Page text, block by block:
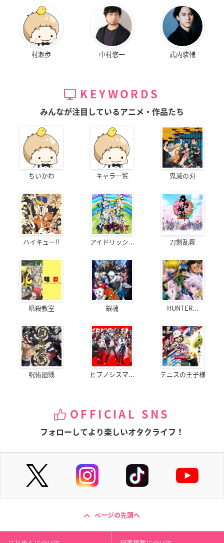
村瀬歩 中村悠一 武内駿輔
KEYWORDS
みんなが注目しているアニメ・作品たち
ちいかわ キャラ一覧 鬼滅の刃
ハイキュー!! アイドリッシ... 刀剣乱舞
暗殺教室 銀魂 HUNTER...
呪術廻戦 ヒプノシスマ... テニスの王子様
OFFICIAL SNS
フォローしてより楽しいオタクライフ！
ページの先頭へ